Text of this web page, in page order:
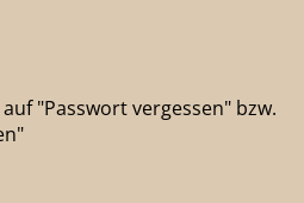
"Passwort vergessen" bzw.